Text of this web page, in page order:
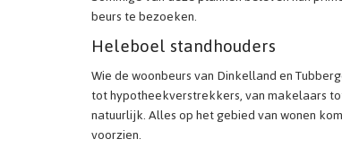
beurs te bezoeken.
Heleboel standhouders
Wie de woonbeurs van Dinkelland en
tot hypotheekverstrekkers, van makelaars
natuurlijk. Alles op het gebied van wonen
voorzien.